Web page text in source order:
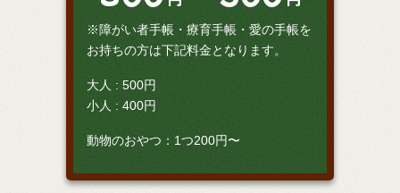
※障がい者手帳・療育手帳・愛の手帳を
お持ちの方は下記料金となります。
大人 : 500円
小人 : 400円
動物のおやつ：1つ200円〜